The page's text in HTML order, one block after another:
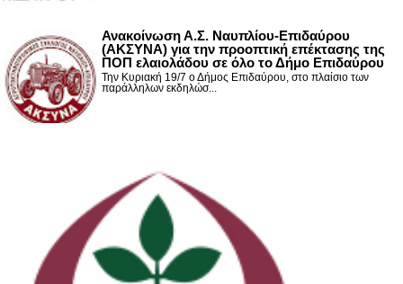
Ανακοίνωση Α.Σ. Ναυπλίου-Επιδαύρου
(ΑΚΣΥΝΑ) για την προοπτική επέκτασης της
ΠΟΠ ελαιολάδου σε όλο το Δήμο Επιδαύρου
Την Κυριακή 19/7 ο Δήμος Επιδαύρου, στο πλαίσιο των
παράλληλων εκδηλώσ...